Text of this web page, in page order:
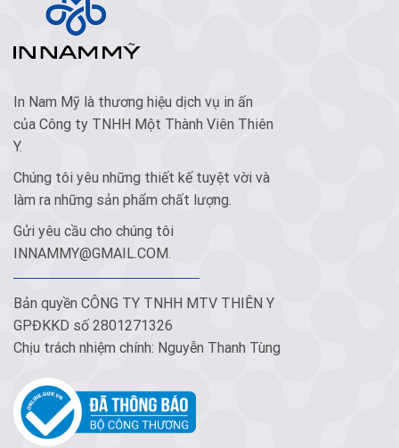
In Nam Mỹ là thương hiệu dịch vụ in ấn
của Công ty TNHH Một Thành Viên Thiên
Y.
Chúng tôi yêu những thiết kế tuyệt vời và
làm ra những sản phẩm chất lượng.
Gửi yêu cầu cho chúng tôi
INNAMMY@GMAIL.COM.
Bản quyền CÔNG TY TNHH MTV THIÊN Y
GPĐKKD số 2801271326
Chịu trách nhiệm chính: Nguyễn Thanh Tùng